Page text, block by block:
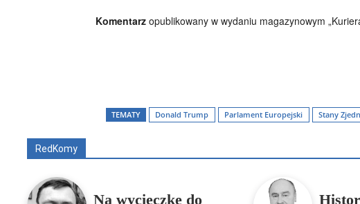
Komentarz opublikowany w wydaniu magazynowym
TEMATY Donald Trump Parlament Europejski Stany
RedKomy
Wszyscy Aleksander Borowik Antoni Radczenko
Na wycieczkę do